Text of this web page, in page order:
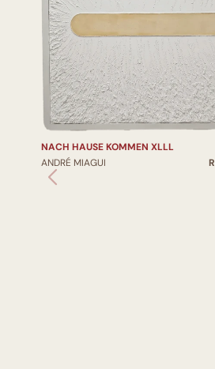
NACH HAUSE KOMMEN XLLL
ANDRÉ MIAGUI